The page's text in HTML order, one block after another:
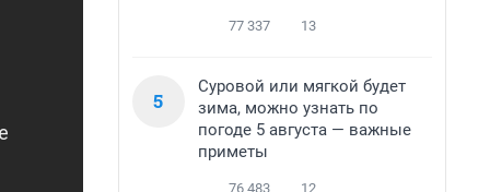
77 337 13
5
Суровой или мягкой будет
зима, можно узнать по
погоде 5 августа — важные
приметы
76 483 12